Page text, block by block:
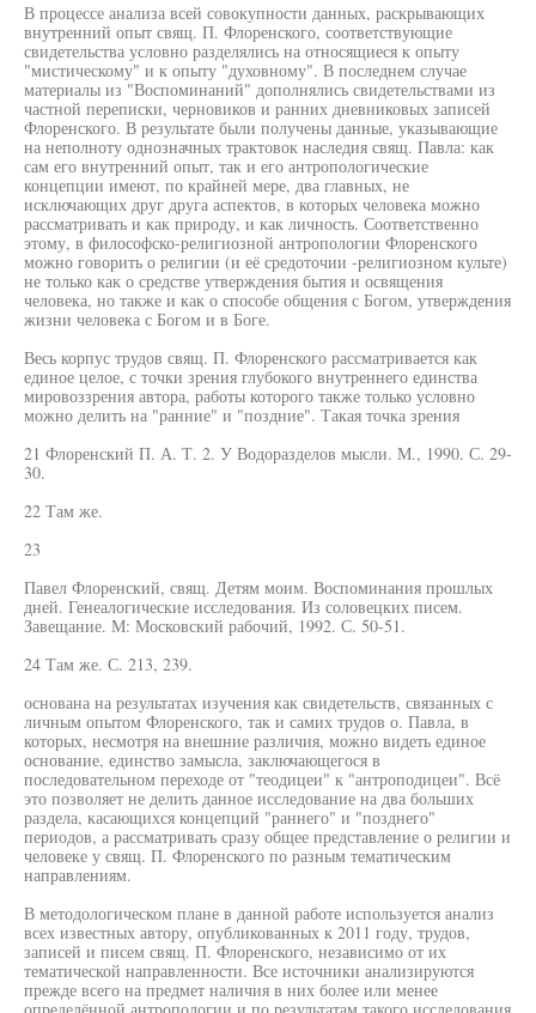
В процессе анализа всей совокупности данных, раскрывающих
внутренний опыт свящ. П. Флоренского, соответствующие
свидетельства условно разделялись на относящиеся к опыту
"мистическому" и к опыту "духовному". В последнем случае
материалы из "Воспоминаний" дополнялись свидетельствами из
частной переписки, черновиков и ранних дневниковых записей
Флоренского. В результате были получены данные, указывающие
на неполноту однозначных трактовок наследия свящ. Павла: как
сам его внутренний опыт, так и его антропологические
концепции имеют, по крайней мере, два главных, не
исключающих друг друга аспектов, в которых человека можно
рассматривать и как природу, и как личность. Соответственно
этому, в философско-религиозной антропологии Флоренского
можно говорить о религии (и её средоточии -религиозном культе)
не только как о средстве утверждения бытия и освящения
человека, но также и как о способе общения с Богом, утверждения
жизни человека с Богом и в Боге.
Весь корпус трудов свящ. П. Флоренского рассматривается как
единое целое, с точки зрения глубокого внутреннего единства
мировоззрения автора, работы которого также только условно
можно делить на "ранние" и "поздние". Такая точка зрения
21 Флоренский П. А. Т. 2. У Водоразделов мысли. М., 1990. С. 29-
30.
22 Там же.
23
Павел Флоренский, свящ. Детям моим. Воспоминания прошлых
дней. Генеалогические исследования. Из соловецких писем.
Завещание. М: Московский рабочий, 1992. С. 50-51.
24 Там же. С. 213, 239.
основана на результатах изучения как свидетельств, связанных с
личным опытом Флоренского, так и самих трудов о. Павла, в
которых, несмотря на внешние различия, можно видеть единое
основание, единство замысла, заключающегося в
последовательном переходе от "теодицеи" к "антроподицеи". Всё
это позволяет не делить данное исследование на два больших
раздела, касающихся концепций "раннего" и "позднего"
периодов, а рассматривать сразу общее представление о религии и
человеке у свящ. П. Флоренского по разным тематическим
направлениям.
В методологическом плане в данной работе используется анализ
всех известных автору, опубликованных к 2011 году, трудов,
записей и писем свящ. П. Флоренского, независимо от их
тематической направленности. Все источники анализируются
прежде всего на предмет наличия в них более или менее